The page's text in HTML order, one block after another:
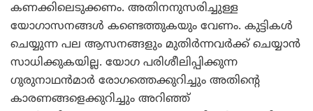
കണക്കിലെടുക്കണം. അതിനനുസരിച്ചുള്ള
യോഗാസനങ്ങള്‍ കണ്ടെത്തുകയും വേണം. കുട്ടികള്‍
ചെയ്യുന്ന പല ആസനങ്ങളും മുതിര്‍ന്നവര്‍ക്ക് ചെയ്യാന്‍
സാധിക്കുകയില്ല. യോഗ പരിശീലിപ്പിക്കുന്ന
ഗുരുനാഥന്‍മാര്‍ രോഗത്തെക്കുറിച്ചും അതിന്റെ
കാരണങ്ങളെക്കുറിച്ചും അറിഞ്ഞ്